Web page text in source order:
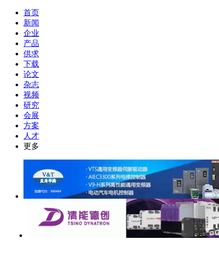
首页
新闻
企业
产品
供求
下载
论文
杂志
视频
研究
会展
方案
人才
更多